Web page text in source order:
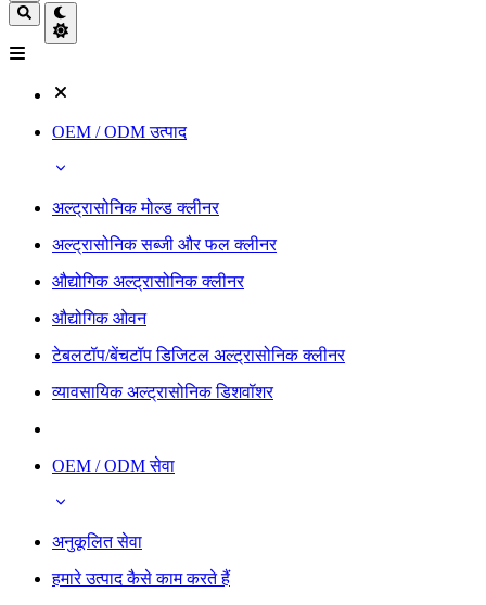
OEM / ODM उत्पाद
अल्ट्रासोनिक मोल्ड क्लीनर
अल्ट्रासोनिक सब्जी और फल क्लीनर
औद्योगिक अल्ट्रासोनिक क्लीनर
औद्योगिक ओवन
टेबलटॉप/बेंचटॉप डिजिटल अल्ट्रासोनिक क्लीनर
व्यावसायिक अल्ट्रासोनिक डिशवॉशर
OEM / ODM सेवा
अनुकूलित सेवा
हमारे उत्पाद कैसे काम करते हैं